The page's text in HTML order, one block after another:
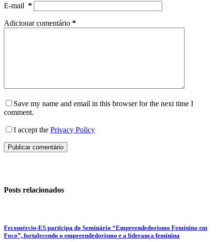
E-mail *
Adicionar comentário *
Save my name and email in this browser for the next time I
comment.
I accept the Privacy Policy
Publicar comentário
Posts relacionados
Fecomércio-ES participa do Seminário “Empreendedorismo Feminino em
Foco”, fortalecendo o empreendedorismo e a liderança feminina